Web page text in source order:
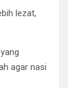
lezat,
agar nasi